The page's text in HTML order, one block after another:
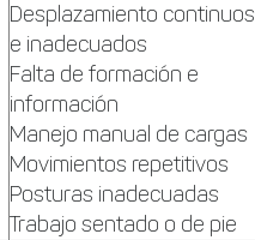
Desplazamiento continuos
e inadecuados
Falta de formación e
información
Manejo manual de cargas
Movimientos repetitivos
Posturas inadecuadas
Trabajo sentado o de pie